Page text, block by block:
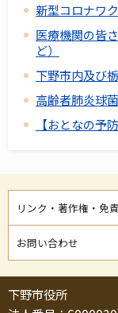
新型コロナワ
医療機関の皆
ど）
下野市内及び
高齢者肺炎球
【おとなの予
リンク・著作権・免
お問い合わせ
下野市役所